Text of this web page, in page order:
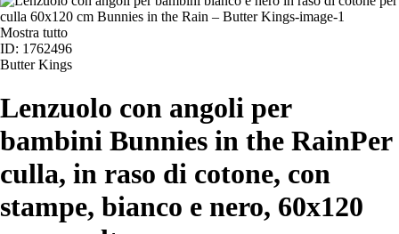
Mostra tutto
ID: 1762496
Butter Kings
Lenzuolo con angoli per
bambini Bunnies in the RainPer
culla, in raso di cotone, con
stampe, bianco e nero, 60x120